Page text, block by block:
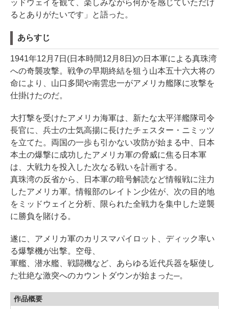
ッドウェイを観て、楽しみながら何かを感じていただけ
るとありがたいです」と語った。
あらすじ
1941年12月7日(日本時間12月8日)の日本軍による真珠湾
への奇襲攻撃。戦争の早期終結を狙う山本五十六大将の
命により、山口多聞や南雲忠一がアメリカ艦隊に攻撃を
仕掛けたのだ。
大打撃を受けたアメリカ海軍は、新たな太平洋艦隊司令
長官に、兵士の士気高揚に長けたチェスター・ニミッツ
を立てた。両国の一歩も引かない攻防が始まる中、日本
本土の爆撃に成功したアメリカ軍の脅威に焦る日本軍
は、大戦力を投入した次なる戦いを計画する。
真珠湾の反省から、日本軍の暗号解読など情報戦に注力
したアメリカ軍。情報部のレイトン少佐が、次の目的地
をミッドウェイと分析、限られた全戦力を集中した逆襲
に勝負を賭ける。
遂に、アメリカ軍のカリスマパイロット、ディック率い
る爆撃機が出撃。空母、
軍艦、潜水艦、戦闘機など、あらゆる近代兵器を駆使し
た壮絶な激突へのカウントダウンが始まった─。
作品概要